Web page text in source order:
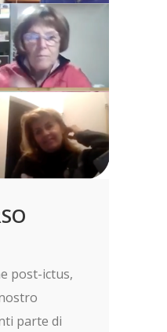
post-ictus,
parte di